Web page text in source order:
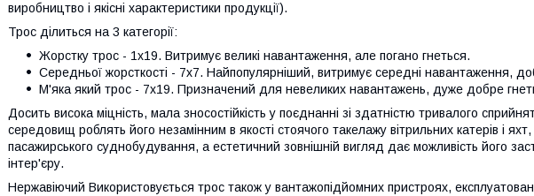
виробництво і якісні характеристики продукції).
Трос ділиться на 3 категорії:
Жорстку трос - 1х19. Витримує великі навантаження, але погано гнеться.
Середньої жорсткості - 7х7. Найпопулярніший, витримує середні навантаження,
М'яка який трос - 7х19. Призначений для невеликих навантажень, дуже добре
Досить висока міцність, мала зносостійкість у поєднанні зі здатністю тривалого
середовищ роблять його незамінним в якості стоячого такелажу вітрильних катерів і
пасажирського суднобудування, а естетичний зовнішній вигляд дає можливість його
інтер'єру.
Нержавіючий Використовується трос також у вантажопідйомних пристроях,